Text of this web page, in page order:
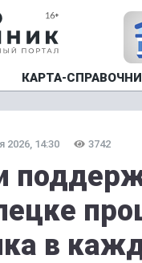
КАРТА-
2026, 14:30 3742
в